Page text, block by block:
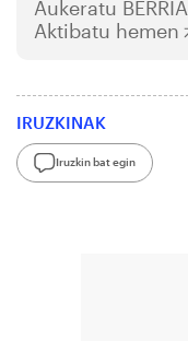
Aukeratu BERRIA
Aktibatu hemen
IRUZKINAK
Iruzkin bat egin